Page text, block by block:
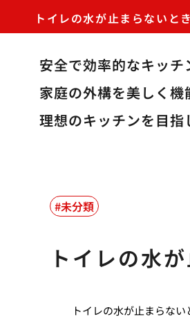
トイレの水が止まらないと
安全で効率的なキッチ
家庭の外構を美しく
理想のキッチンを目
未分類
トイレの水
トイレの水が止まらな